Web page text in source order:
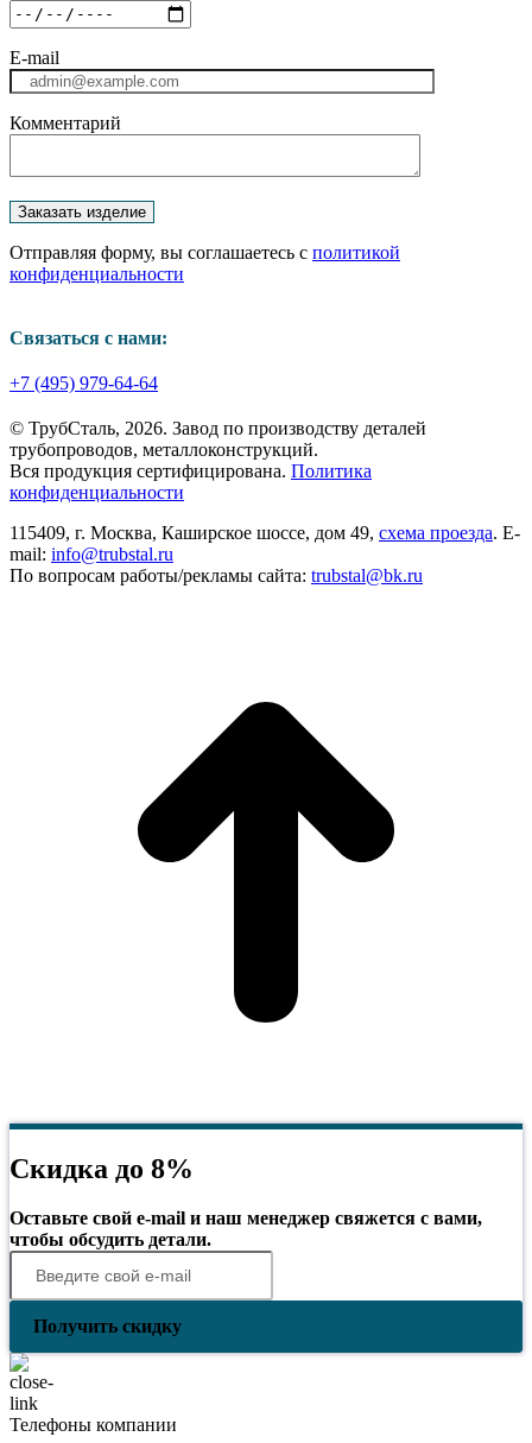
E-mail
Комментарий
Отправляя форму, вы соглашаетесь с политикой
конфиденциальности
Связаться с нами:
+7 (495) 979-64-64
© ТрубСталь, 2026. Завод по производству деталей
трубопроводов, металлоконструкций.
Вся продукция сертифицирована. Политика
конфиденциальности
115409, г. Москва, Каширское шоссе, дом 49, схема проезда. E-
mail: info@trubstal.ru
По вопросам работы/рекламы сайта: trubstal@bk.ru
Скидка до 8%
Оставьте свой e-mail и наш менеджер свяжется с вами,
чтобы обсудить детали.
Получить скидку
Телефоны компании